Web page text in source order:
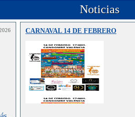
Noticias
CARNAVAL 14 DE FEBRERO